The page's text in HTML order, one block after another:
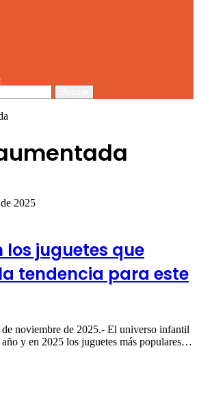
2025
los juguetes que
tendencia para este
noviembre de 2025.- El universo infantil
año y en 2025 los juguetes más populares…